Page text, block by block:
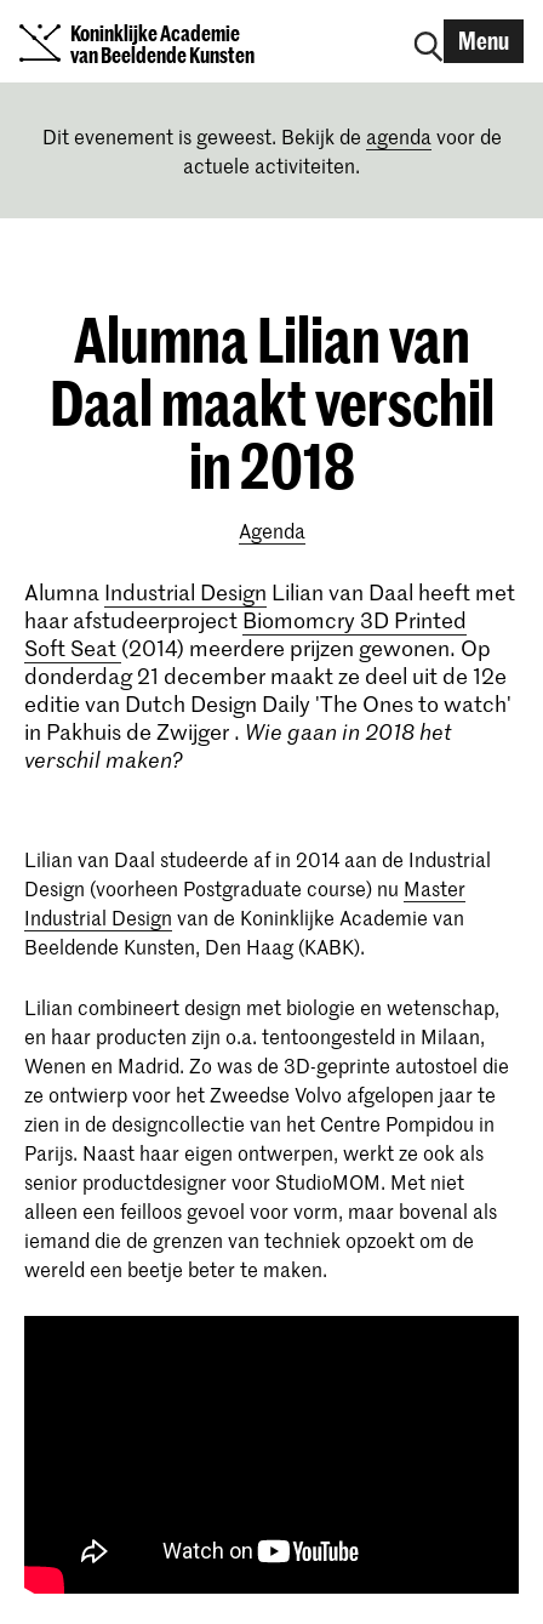
Koninklijke Academie
van Beeldende Kunsten
Menu
Dit evenement is geweest. Bekijk de agenda voor de
actuele activiteiten.
Alumna Lilian van
Daal maakt verschil
in 2018
Agenda
Alumna Industrial Design Lilian van Daal heeft met
haar afstudeerproject Biomomcry 3D Printed
Soft Seat (2014) meerdere prijzen gewonen. Op
donderdag 21 december maakt ze deel uit de 12e
editie van Dutch Design Daily 'The Ones to watch'
in Pakhuis de Zwijger . Wie gaan in 2018 het
verschil maken?
Lilian van Daal studeerde af in 2014 aan de Industrial
Design (voorheen Postgraduate course) nu Master
Industrial Design van de Koninklijke Academie van
Beeldende Kunsten, Den Haag (KABK).
Lilian combineert design met biologie en wetenschap,
en haar producten zijn o.a. tentoongesteld in Milaan,
Wenen en Madrid. Zo was de 3D-geprinte autostoel die
ze ontwierp voor het Zweedse Volvo afgelopen jaar te
zien in de designcollectie van het Centre Pompidou in
Parijs. Naast haar eigen ontwerpen, werkt ze ook als
senior productdesigner voor StudioMOM. Met niet
alleen een feilloos gevoel voor vorm, maar bovenal als
iemand die de grenzen van techniek opzoekt om de
wereld een beetje beter te maken.